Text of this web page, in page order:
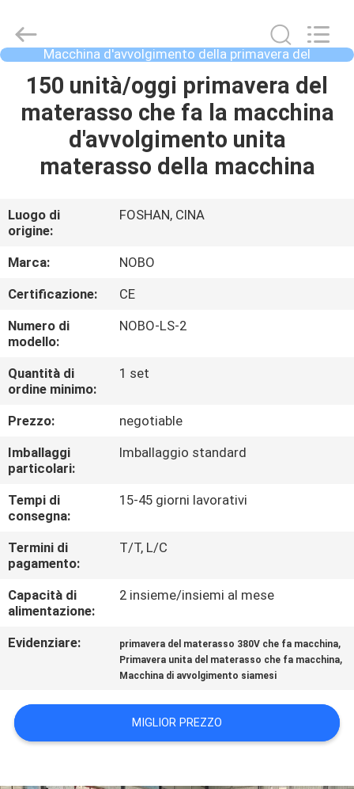
CASA
PRODOTTI
SIAMO
FATORY
TOUR
CONTROLLO
DI
QUALITÀ
CONTATTACI
NOTIZIE
TUTTI
CASI
VR
MAPPA
DEL
Ltd..
All
Rights
Developed
Macchina d'avvolgimento della primavera del
materasso
150 unità/oggi primavera del
materasso che fa la macchina
d'avvolgimento unita
materasso della macchina
Luogo di
origine:
FOSHAN, CINA
Marca:
NOBO
Certificazione:
CE
Numero di
modello:
NOBO-LS-2
Quantità di
ordine minimo:
1 set
Prezzo:
negotiable
Imballaggi
particolari:
Imballaggio standard
Tempi di
consegna:
15-45 giorni lavorativi
Termini di
pagamento:
T/T, L/C
Capacità di
alimentazione:
2 insieme/insiemi al mese
Evidenziare: primavera del materasso 380V che fa macchina,
Primavera unita del materasso che fa macchina,
Macchina di avvolgimento siamesi
MIGLIOR PREZZO